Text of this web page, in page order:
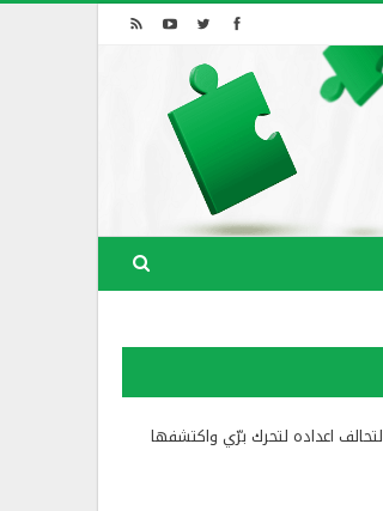
اعداده لتحرك برّي واكتشفها